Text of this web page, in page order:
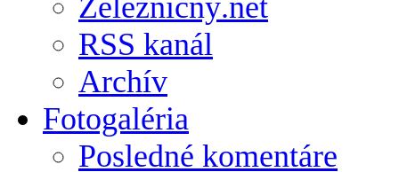
RSS kanál
Archív
Fotogaléria
Posledné komentáre